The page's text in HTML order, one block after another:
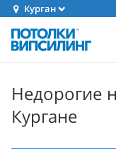
Курган
Недорогие
Кургане